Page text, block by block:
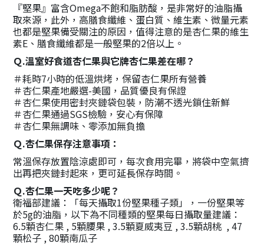
『堅果』富含Omega不飽和脂肪酸，是非常好的油脂攝
取來源，此外，高膳食纖維、蛋白質、維生素、微量元素
也都是堅果備受關注的原因，值得注意的是杏仁果的維生
素E、膳食纖維都是一般堅果的2倍以上。
Ｑ.溫室好食道杏仁果與它牌杏仁果差在哪？
＃耗時7小時的低溫烘烤，保留杏仁果所有營養
＃杏仁果產地嚴選-美國，品質優良有保證
＃杏仁果使用密封夾鏈袋包裝，防潮不透光鎖住新鮮
＃杏仁果通過SGS檢驗，安心有保障
＃杏仁果無調味、零添加無負擔
Ｑ.杏仁果保存注意事項：
常溫保存放置陰涼處即可，每次食用完畢，將袋中空氣擠
出再把夾鏈封起來，更可延長保存時間。
Ｑ.杏仁果一天吃多少呢？
衛福部建議：「每天攝取1份堅果種子類」，一份堅果等
於5g的油脂，以下為不同種類的堅果每日攝取量建議：
6.5顆杏仁果 , 5顆腰果 , 3.5顆夏威夷豆 , 3.5顆胡桃 , 47
顆松子 , 80顆南瓜子